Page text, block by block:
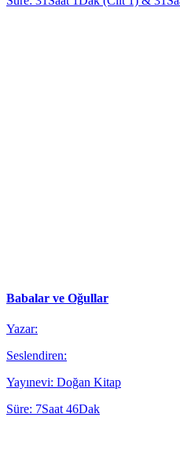
Babalar ve Oğullar
Yazar:
Seslendiren:
Yayınevi: Doğan Kitap
Süre: 7Saat 46Dak